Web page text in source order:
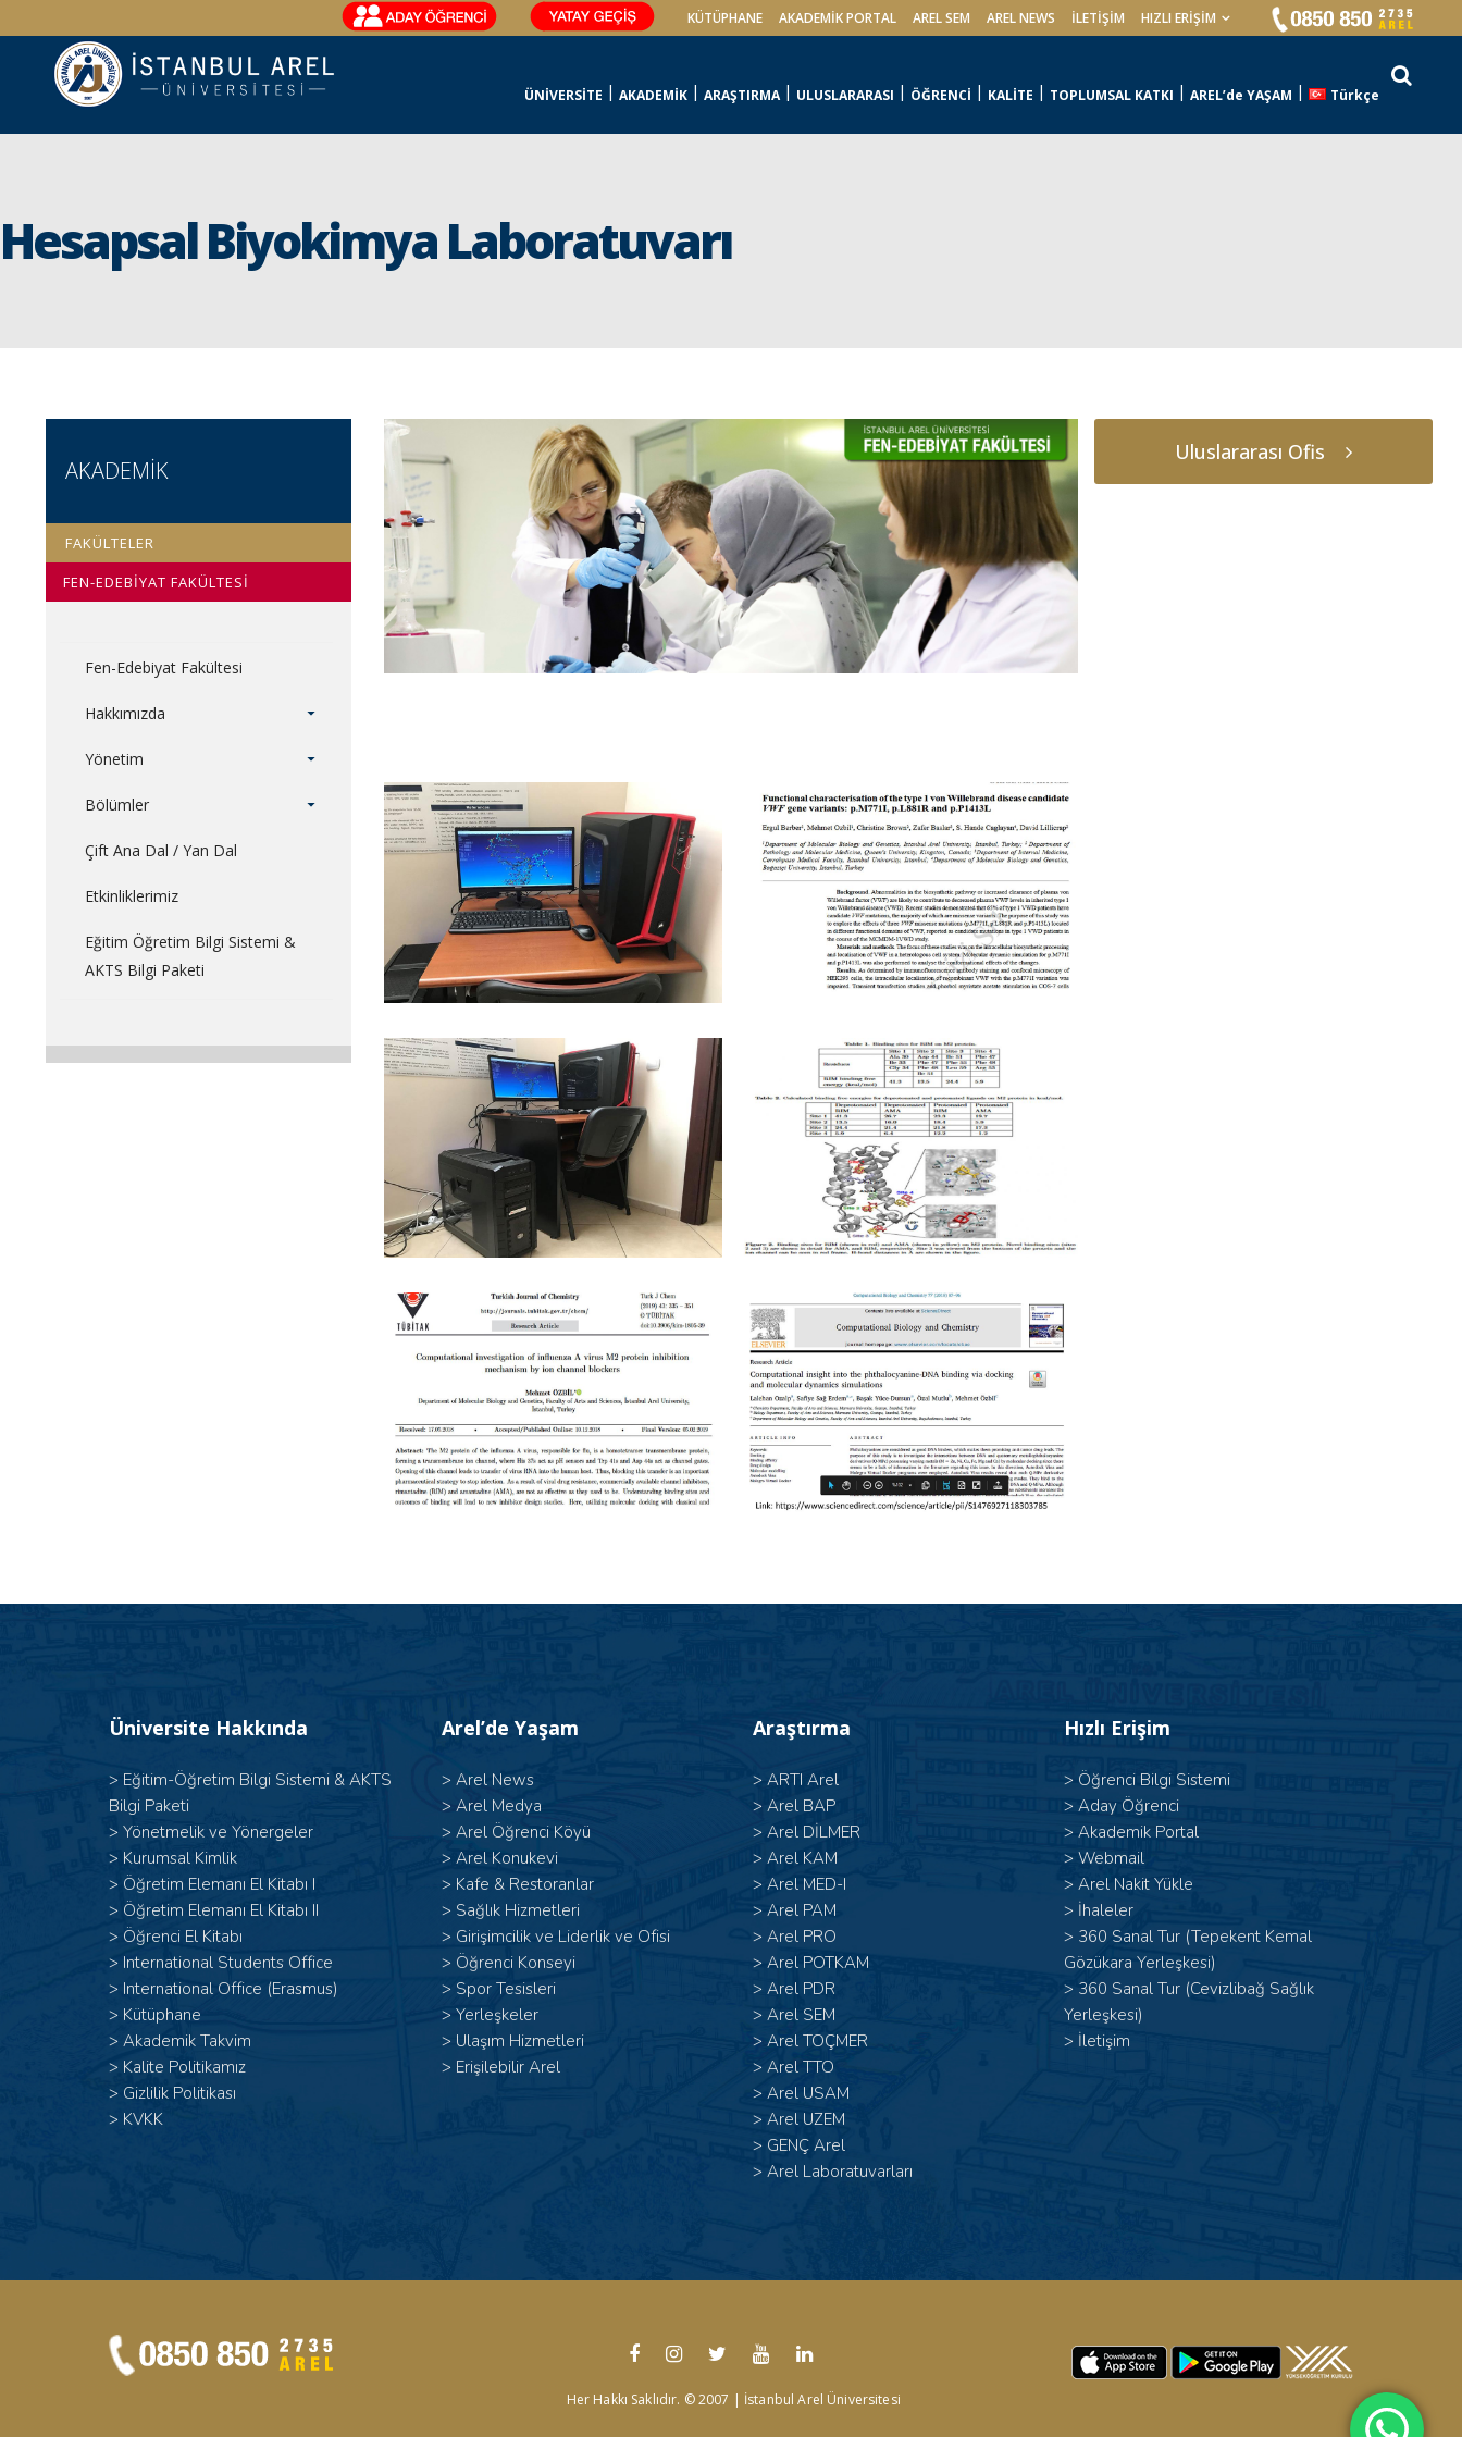
KÜTÜPHANE AKADEMİK PORTAL AREL SEM AREL NEWS İLETIŞIM HIZLI ERİŞİM
ÜNİVERSİTE AKADEMİK ARAŞTIRMA ULUSLARARASI ÖĞRENCİ KALİTE TOPLUMSAL KATKI AREL’de YAŞAM Türkçe
Hesapsal Biyokimya Laboratuvarı
AKADEMİK
FAKÜLTELER
FEN-EDEBİYAT FAKÜLTESİ
Fen-Edebiyat Fakültesi
Hakkımızda
Yönetim
Bölümler
Çift Ana Dal / Yan Dal
Etkinliklerimiz
Eğitim Öğretim Bilgi Sistemi &
AKTS Bilgi Paketi
Uluslararası Ofis
Üniversite Hakkında
> Eğitim-Öğretim Bilgi Sistemi & AKTS
Bilgi Paketi
> Yönetmelik ve Yönergeler
> Kurumsal Kimlik
> Öğretim Elemanı El Kitabı I
> Öğretim Elemanı El Kitabı II
> Öğrenci El Kitabı
> International Students Office
> International Office (Erasmus)
> Kütüphane
> Akademik Takvim
> Kalite Politikamız
> Gizlilik Politikası
> KVKK
Arel’de Yaşam
> Arel News
> Arel Medya
> Arel Öğrenci Köyü
> Arel Konukevi
> Kafe & Restoranlar
> Sağlık Hizmetleri
> Girişimcilik ve Liderlik ve Ofisi
> Öğrenci Konseyi
> Spor Tesisleri
> Yerleşkeler
> Ulaşım Hizmetleri
> Erişilebilir Arel
Araştırma
> ARTI Arel
> Arel BAP
> Arel DİLMER
> Arel KAM
> Arel MED-I
> Arel PAM
> Arel PRO
> Arel POTKAM
> Arel PDR
> Arel SEM
> Arel TOÇMER
> Arel TTO
> Arel USAM
> Arel UZEM
> GENÇ Arel
> Arel Laboratuvarları
Hızlı Erişim
> Öğrenci Bilgi Sistemi
> Aday Öğrenci
> Akademik Portal
> Webmail
> Arel Nakit Yükle
> İhaleler
> 360 Sanal Tur (Tepekent Kemal
Gözükara Yerleşkesi)
> 360 Sanal Tur (Cevizlibağ Sağlık
Yerleşkesi)
> İletişim
Her Hakkı Saklıdır. © 2007 | İstanbul Arel Üniversitesi